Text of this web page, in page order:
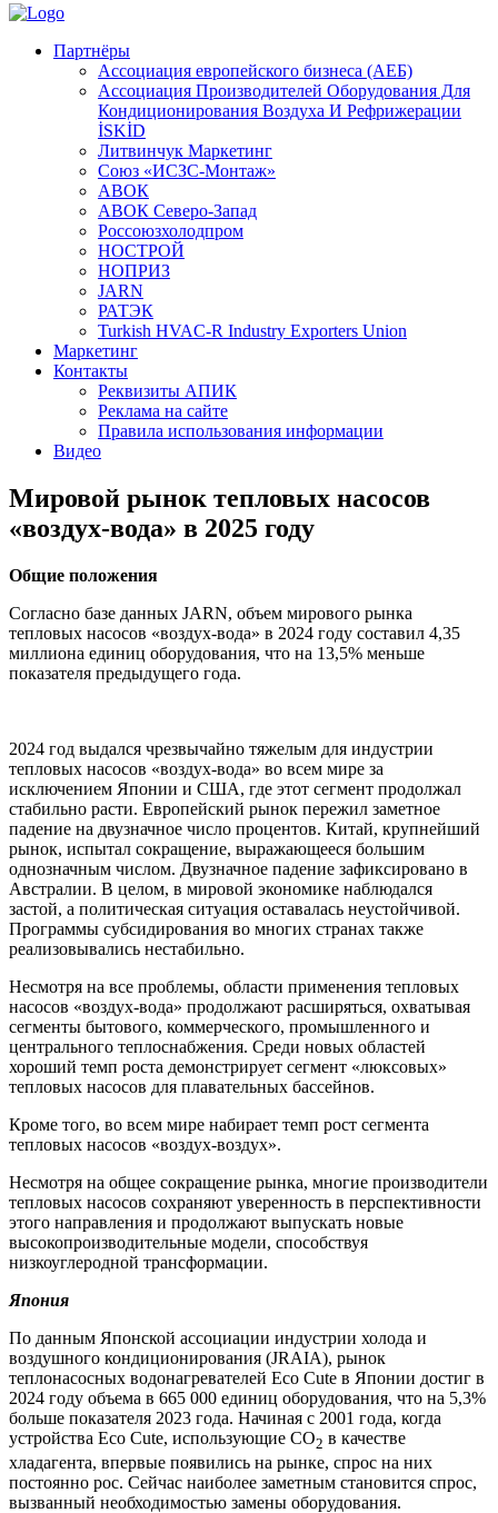
Партнёры
Ассоциация европейского бизнеса (АЕБ)
Aссоциация Производителей Оборудования Для
Кондиционирования Воздуха И Рефрижерации
İSKİD
Литвинчук Маркетинг
Союз «ИСЗС-Монтаж»
АВОК
АВОК Северо-Запад
Россоюзхолодпром
НОСТРОЙ
НОПРИЗ
JARN
РАТЭК
Turkish HVAC-R Industry Exporters Union
Маркетинг
Контакты
Реквизиты АПИК
Реклама на сайте
Правила использования информации
Видео
Мировой рынок тепловых насосов
«воздух-вода» в 2025 году
Общие положения
Согласно базе данных JARN, объем мирового рынка
тепловых насосов «воздух-вода» в 2024 году составил 4,35
миллиона единиц оборудования, что на 13,5% меньше
показателя предыдущего года.
2024 год выдался чрезвычайно тяжелым для индустрии
тепловых насосов «воздух-вода» во всем мире за
исключением Японии и США, где этот сегмент продолжал
стабильно расти. Европейский рынок пережил заметное
падение на двузначное число процентов. Китай, крупнейший
рынок, испытал сокращение, выражающееся большим
однозначным числом. Двузначное падение зафиксировано в
Австралии. В целом, в мировой экономике наблюдался
застой, а политическая ситуация оставалась неустойчивой.
Программы субсидирования во многих странах также
реализовывались нестабильно.
Несмотря на все проблемы, области применения тепловых
насосов «воздух-вода» продолжают расширяться, охватывая
сегменты бытового, коммерческого, промышленного и
центрального теплоснабжения. Среди новых областей
хороший темп роста демонстрирует сегмент «люксовых»
тепловых насосов для плавательных бассейнов.
Кроме того, во всем мире набирает темп рост сегмента
тепловых насосов «воздух-воздух».
Несмотря на общее сокращение рынка, многие производители
тепловых насосов сохраняют уверенность в перспективности
этого направления и продолжают выпускать новые
высокопроизводительные модели, способствуя
низкоуглеродной трансформации.
Япония
По данным Японской ассоциации индустрии холода и
воздушного кондиционирования (JRAIA), рынок
теплонасосных водонагревателей Eco Cute в Японии достиг в
2024 году объема в 665 000 единиц оборудования, что на 5,3%
больше показателя 2023 года. Начиная с 2001 года, когда
устройства Eco Cute, использующие CO2 в качестве
хладагента, впервые появились на рынке, спрос на них
постоянно рос. Сейчас наиболее заметным становится спрос,
вызванный необходимостью замены оборудования.